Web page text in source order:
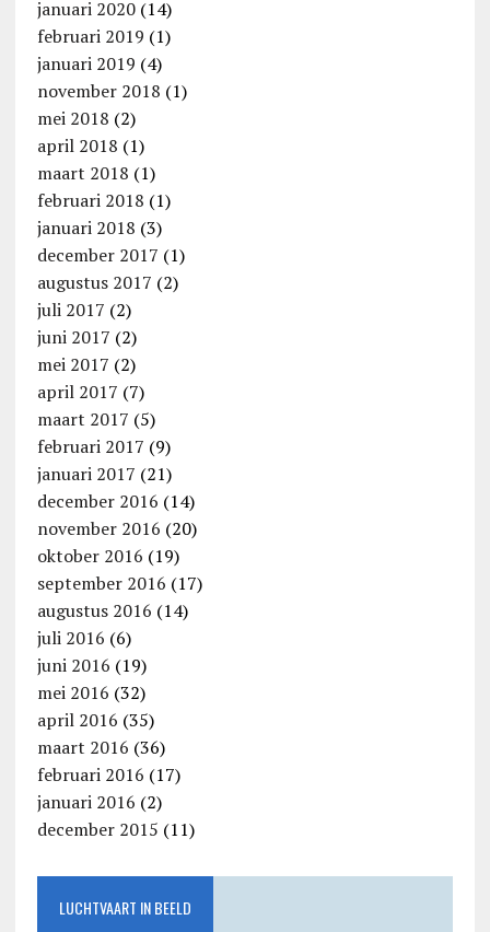
januari 2020(14)
februari 2019 (1)
januari 2019 (4)
november 2018 (1)
mei 2018 (2)
april 2018 (1)
maart 2018 (1)
februari 2018 (1)
januari 2018 (3)
december 2017 (1)
augustus 2017 (2)
juli 2017 (2)
juni 2017 (2)
mei 2017 (2)
april 2017 (7)
maart 2017 (5)
februari 2017 (9)
januari 2017 (21)
december 2016 (14)
november 2016 (20)
oktober 2016 (19)
september 2016 (17)
augustus 2016 (14)
juli 2016 (6)
juni 2016 (19)
mei 2016 (32)
april 2016 (35)
maart 2016 (36)
februari 2016 (17)
januari 2016 (2)
december 2015 (11)
LUCHTVAART IN BEELD